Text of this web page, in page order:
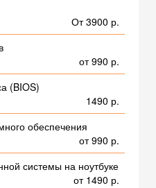
От 3900 р.
от 990 р.
(BIOS)
1490 р.
обеспечения
от 990 р.
системы на ноутбуке
от 1490 р.